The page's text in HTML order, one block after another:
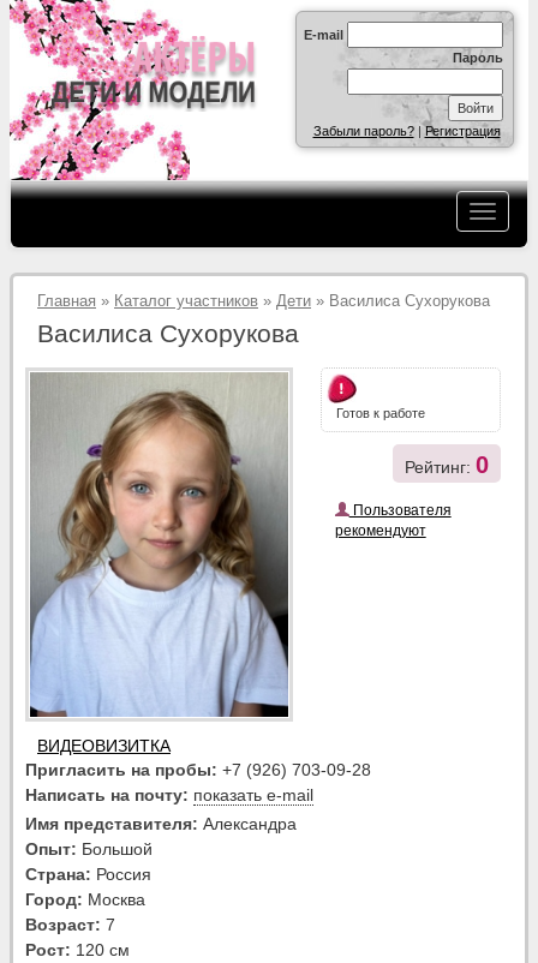
E-mail
Пароль
Забыли пароль?|Регистрация
Главная » Каталог участников » Дети » Василиса Сухорукова
Василиса Сухорукова
ВИДЕОВИЗИТКА
Готов к работе
Рейтинг: 0
Пользователя
рекомендуют
Пригласить на пробы: +7 (926) 703-09-28
Написать на почту: показать e-mail
Имя представителя: Александра
Опыт: Большой
Страна: Россия
Город: Москва
Возраст: 7
Рост: 120 см